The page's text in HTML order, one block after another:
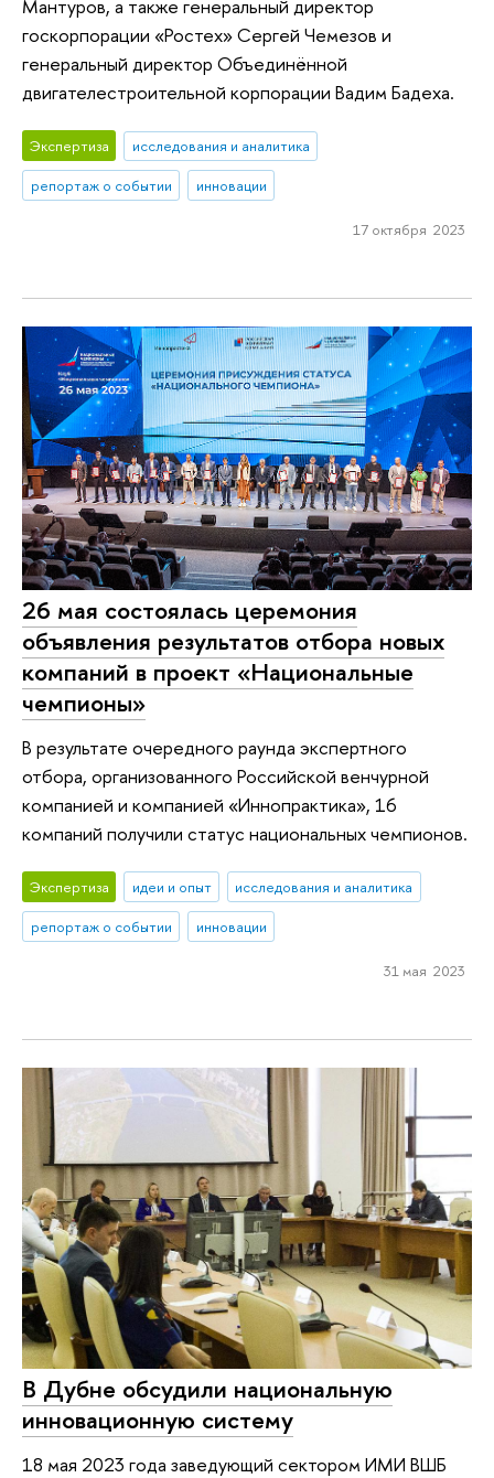
Мантуров, а также генеральный директор
госкорпорации «Ростех» Сергей Чемезов и
генеральный директор Объединённой
двигателестроительной корпорации Вадим Бадеха.
Экспертиза
исследования и аналитика
репортаж о событии
инновации
17 октября 2023
26 мая состоялась церемония
объявления результатов отбора новых
компаний в проект «Национальные
чемпионы»
В результате очередного раунда экспертного
отбора, организованного Российской венчурной
компанией и компанией «Иннопрактика», 16
компаний получили статус национальных чемпионов.
Экспертиза идеи и опыт
исследования и аналитика
репортаж о событии
инновации
31 мая 2023
В Дубне обсудили национальную
инновационную систему
18 мая 2023 года заведующий сектором ИМИ ВШБ